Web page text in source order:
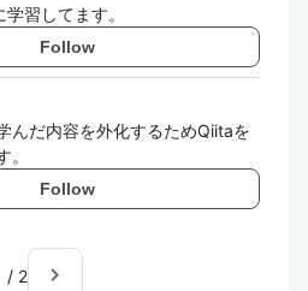
習してます。
Follow
んだ内容を外化するためQiitaを
Follow
/ 2 navigate_next